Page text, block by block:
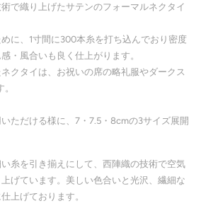
術で織り上げたサテンのフォーマルネクタイ
に、 1寸間に300本糸を打ち込んでおり密度
・風合いも良く仕上がります。
クタイは、お祝いの席の略礼服やダークス
ただける様に、7・7.5・8cmの3サイズ展開
糸を引き揃えにして、西陣織の技術で空気
げています。美しい色合いと光沢、繊細な
上げております。